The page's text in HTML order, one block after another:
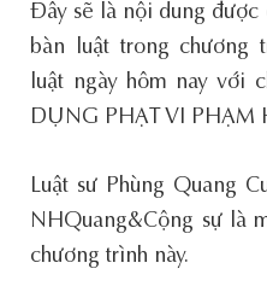
Đây sẽ là nội dung được
bàn luật trong chương
luật ngày hôm nay với
DỤNG PHẠT VI PHẠM
Luật sư Phùng Quang
NHQuang&Cộng sự là
chương trình này.